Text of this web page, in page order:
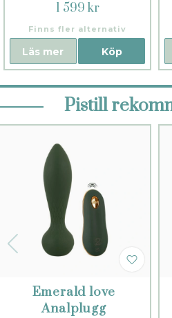
1 599 kr
Finns fler alternativ
Köp
Läs mer
Pistill
Emerald love
Analplugg